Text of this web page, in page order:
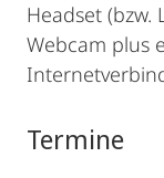
Headset
Webcam plus
Termine